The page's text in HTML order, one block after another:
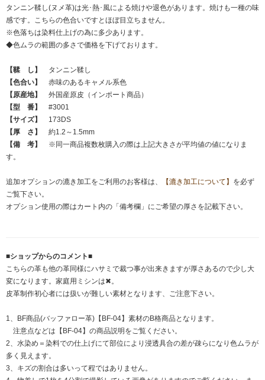
タンニン鞣し(ヌメ革)は光･熱･風による焼けや退色があります。焼けも一種の味
感です。こちらの色合いですとほぼ目立ちません。
※色落ちは染料仕上げの為に多少あります。
◆色ムラの範囲の多さで価格を下げております。
【鞣 し】
タンニン鞣し
【色合い】
赤味のあるキャメル系色
【原産地】
外国産原皮（インポート商品）
【型 番】
#3001
【サイズ】
173DS
【厚 さ】
約1.2～1.5mm
【備 考】
※同一商品複数枚購入の際は上記大きさが平均値の値になりま
す。
追加オプションの漉き加工をご利用のお客様は、 【漉き加工について】 を必ず
ご覧下さい。
オプション使用の際はカート内の「備考欄」にご希望の厚さを記載下さい。
■ショップからのコメント■
こちらの革も他の革同様にハサミで裁つ事が出来きますが厚さあるので少し大
変になります。家庭用ミシンは✖。
皮革制作初心者には扱いが難しい素材となります、ご注意下さい。
1、BF商品(バッファロー革)【BF-04】素材のB格商品となります。
注意点などは【BF-04】の商品説明をご覧ください。
2、水染め＝染料での仕上げにて部位により浸透具合の差が疎らになり色ムラが
多く見えます。
3、キズの割合は多いって程ではありません。